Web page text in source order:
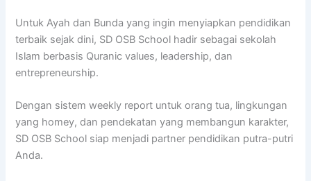
Untuk Ayah dan Bunda yang ingin menyiapkan pendidikan
terbaik sejak dini, SD OSB School hadir sebagai sekolah
Islam berbasis Quranic values, leadership, dan
entrepreneurship.
Dengan sistem weekly report untuk orang tua, lingkungan
yang homey, dan pendekatan yang membangun karakter,
SD OSB School siap menjadi partner pendidikan putra-putri
Anda.